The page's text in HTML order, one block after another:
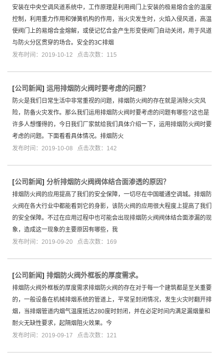
安装在中央空调风道系统中，工作原理是利用阀门上安装的极易熔合金的温度
控制，利用重力作用和弹簧机构的作用，当火灾发生时，火焰入侵风道，高温
使阀门上的易熔合金熔解，或使记忆合金产生形变使阀门自动关闭，用于风道
与防火分区贯穿的场合。安全的3C排烟
发布时间：2019-10-12 点击次数：115
[公司新闻] 运用排烟防火阀时要考虑的问题？
防火是我们日常生活中非常重视的问题，排烟防火阀的存在就是消除火灾风
险，防备火灾发作。那么我们运用排烟防火阀时要考虑的问题有哪些?这也是
许多人想懂得的，今日我们厂家就给我们具体介绍一下，运用排烟防火阀时要
考虑的问题。下面看看具体情况。排烟防火
发布时间：2019-10-08 点击次数：142
[公司新闻] 分析排烟防火阀阀体结合面渗透的原因？
排烟防火阀的应用提高了我们的安全保障，一切尽在中国暖通空调城。排烟防
火阀在各大行业中都能看到它的身影，该防火阀的应用很大程度上提高了我们
的安全保障。不过在应用过程中也可能会出现排烟防火阀阀体结合面渗漏的现
象，造成这一现象的主要原因有哪些，我
发布时间：2019-09-20 点击次数：169
[公司新闻] 排烟防火阀外框板的厚度需求。
排烟防火阀外框板的厚度需求排烟防火阀的存在对于每一个建筑都是至关重要
的，一般设备在机械排烟系统的管道上，平常呈封闭情况，发生火灾时翻开排
烟，当排烟管道内烟气温度抵达280度时封闭，并在必定时间内满足漏烟量和
耐火无缺性要求，起隔烟阻火效果。今
发布时间：2019-09-17 点击次数：121